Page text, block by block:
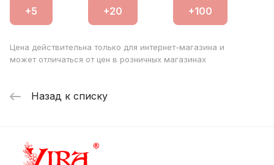
Цена действительна только для интернет-магазина и
может отличаться от цен в розничных магазинах
Назад к списку